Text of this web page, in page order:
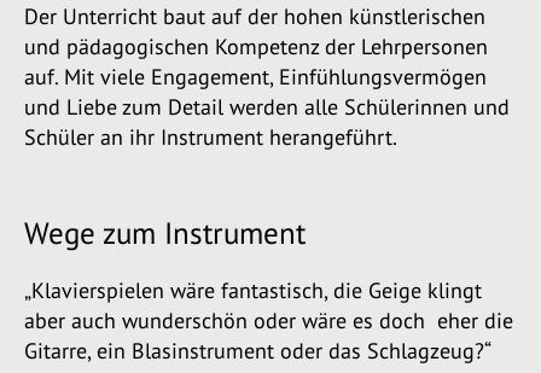
Der Unterricht baut auf der hohen künstlerischen
und pädagogischen Kompetenz der Lehrpersonen
auf. Mit viele Engagement, Einfühlungsvermögen
und Liebe zum Detail werden alle Schülerinnen und
Schüler an ihr Instrument herangeführt.
Wege zum Instrument
„Klavierspielen wäre fantastisch, die Geige klingt
aber auch wunderschön oder wäre es doch eher die
Gitarre, ein Blasinstrument oder das Schlagzeug?“